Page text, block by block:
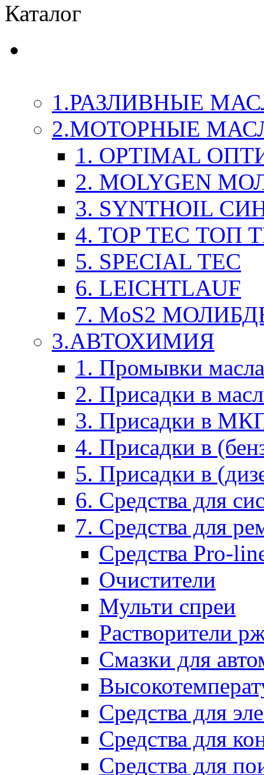
Каталог
1.РАЗЛИВНЫЕ
2.МОТОРНЫЕ
1. OPTIMAL
2. MOLYGEN
3. SYNTHOIL
4. TOP TEC ТОП
5. SPECIAL TEC
6. LEICHTLAUF
7. MoS2
3.АВТОХИМИЯ
1. Промывки масла
2. Присадки в
3. Присадки в
4. Присадки в
5. Присадки в
6. Средства для
7. Средства для
Средства Pro-
Очистители
Мульти спреи
Растворители
Смазки для
Средства для
Средства для
Средства для